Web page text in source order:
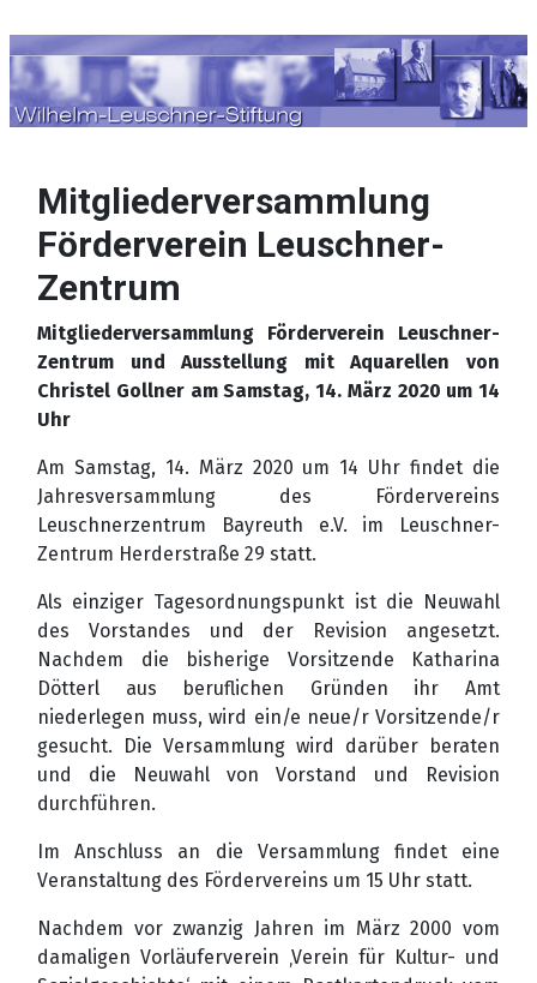
Mitgliederversammlung
Förderverein Leuschner-
Zentrum
Mitgliederversammlung Förderverein Leuschner-
Zentrum und Ausstellung mit Aquarellen von
Christel Gollner am Samstag, 14. März 2020 um 14
Uhr
Am Samstag, 14. März 2020 um 14 Uhr findet die
Jahresversammlung des Fördervereins
Leuschnerzentrum Bayreuth e.V. im Leuschner-
Zentrum Herderstraße 29 statt.
Als einziger Tagesordnungspunkt ist die Neuwahl
des Vorstandes und der Revision angesetzt.
Nachdem die bisherige Vorsitzende Katharina
Dötterl aus beruflichen Gründen ihr Amt
niederlegen muss, wird ein/e neue/r Vorsitzende/r
gesucht. Die Versammlung wird darüber beraten
und die Neuwahl von Vorstand und Revision
durchführen.
Im Anschluss an die Versammlung findet eine
Veranstaltung des Fördervereins um 15 Uhr statt.
Nachdem vor zwanzig Jahren im März 2000 vom
damaligen Vorläuferverein ‚Verein für Kultur- und